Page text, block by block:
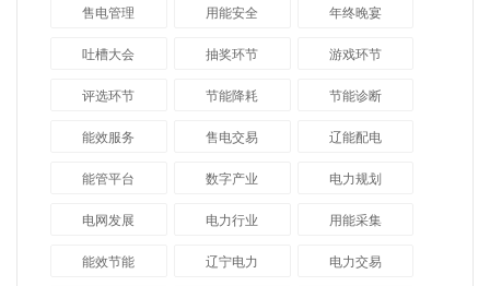
售电管理 用能安全 年终晚宴
吐槽大会 抽奖环节 游戏环节
评选环节 节能降耗 节能诊断
能效服务 售电交易 辽能配电
能管平台 数字产业 电力规划
电网发展 电力行业 用能采集
能效节能 辽宁电力 电力交易